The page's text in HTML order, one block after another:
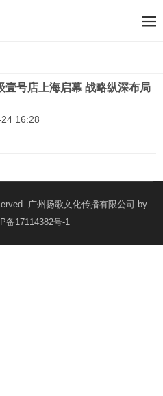
壹号店上海启幕 战略纵深布局
16:28
广州扬歌文化传播有限公司 by
备17114382号-1